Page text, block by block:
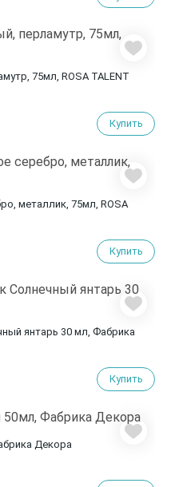
75мл, ROSA TALENT
Купить
металлик, 75мл, ROSA
Купить
янтарь 30 мл, Фабрика
Купить
Декора